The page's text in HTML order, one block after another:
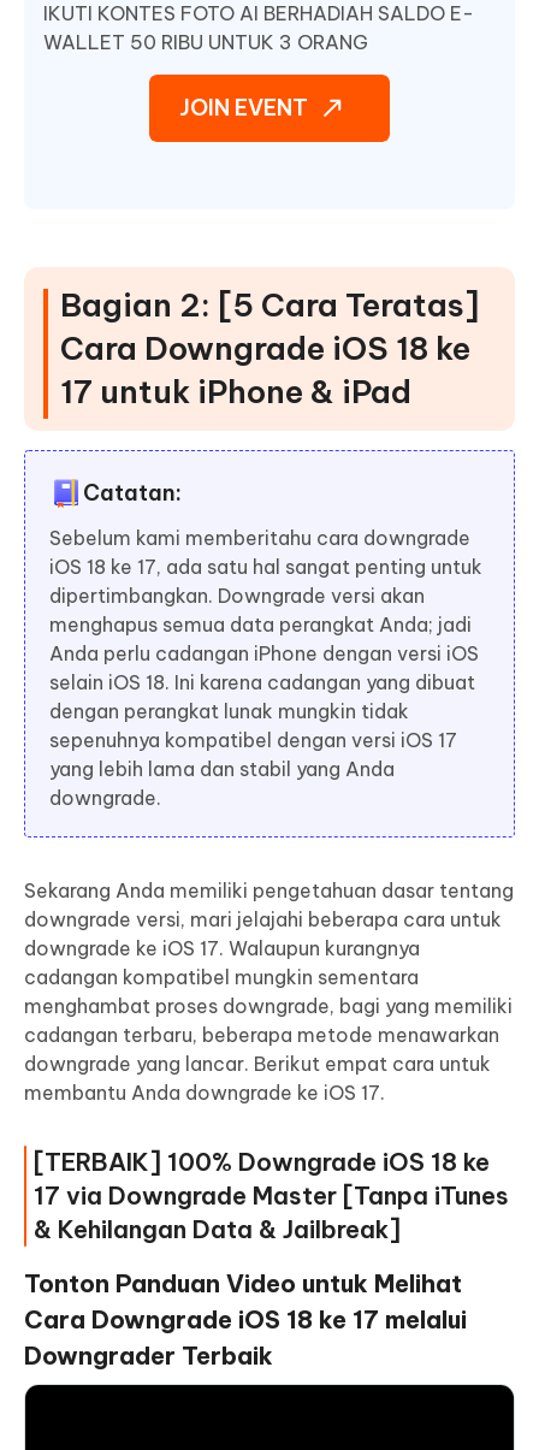
IKUTI KONTES FOTO AI BERHADIAH SALDO E-
WALLET 50 RIBU UNTUK 3 ORANG
JOIN EVENT
Bagian 2: [5 Cara Teratas]
Cara Downgrade iOS 18 ke
17 untuk iPhone & iPad
Catatan:
Sebelum kami memberitahu cara downgrade
iOS 18 ke 17, ada satu hal sangat penting untuk
dipertimbangkan. Downgrade versi akan
menghapus semua data perangkat Anda; jadi
Anda perlu cadangan iPhone dengan versi iOS
selain iOS 18. Ini karena cadangan yang dibuat
dengan perangkat lunak mungkin tidak
sepenuhnya kompatibel dengan versi iOS 17
yang lebih lama dan stabil yang Anda
downgrade.
Sekarang Anda memiliki pengetahuan dasar tentang
downgrade versi, mari jelajahi beberapa cara untuk
downgrade ke iOS 17. Walaupun kurangnya
cadangan kompatibel mungkin sementara
menghambat proses downgrade, bagi yang memiliki
cadangan terbaru, beberapa metode menawarkan
downgrade yang lancar. Berikut empat cara untuk
membantu Anda downgrade ke iOS 17.
[TERBAIK] 100% Downgrade iOS 18 ke
17 via Downgrade Master [Tanpa iTunes
& Kehilangan Data & Jailbreak]
Tonton Panduan Video untuk Melihat
Cara Downgrade iOS 18 ke 17 melalui
Downgrader Terbaik